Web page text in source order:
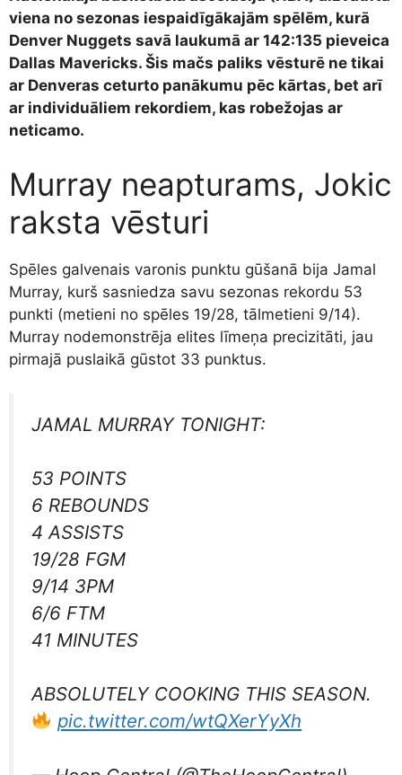
viena no sezonas iespaidīgākajām spēlēm, kurā
Denver Nuggets savā laukumā ar 142:135 pieveica
Dallas Mavericks. Šis mačs paliks vēsturē ne tikai
ar Denveras ceturto panākumu pēc kārtas, bet arī
ar individuāliem rekordiem, kas robežojas ar
neticamo.
Murray neapturams, Jokic
raksta vēsturi
Spēles galvenais varonis punktu gūšanā bija Jamal
Murray, kurš sasniedza savu sezonas rekordu 53
punkti (metieni no spēles 19/28, tālmetieni 9/14).
Murray nodemonstrēja elites līmeņa precizitāti, jau
pirmajā puslaikā gūstot 33 punktus.
JAMAL MURRAY TONIGHT:
53 POINTS
6 REBOUNDS
4 ASSISTS
19/28 FGM
9/14 3PM
6/6 FTM
41 MINUTES
ABSOLUTELY COOKING THIS SEASON.
pic.twitter.com/wtQXerYyXh